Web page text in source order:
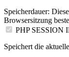
Speicherdauer:
Browsersitzung
PHP SESSION
Speichert die